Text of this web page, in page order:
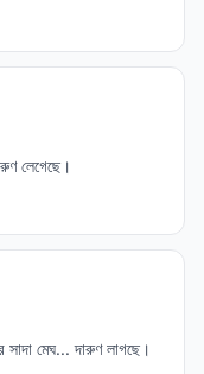
লেগেছে।
মেঘ... দারুণ লাগছে।